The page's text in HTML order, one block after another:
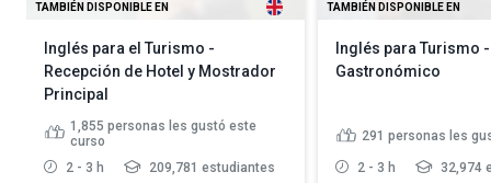
TAMBIÉN DISPONIBLE EN
Inglés para el Turismo -
Recepción de Hotel y Mostrador
Principal
1,855 personas les gustó este
curso
2 - 3 h
209,781 estudiantes
TAMBIÉN DISPONIBLE EN
Inglés para Turismo
Gastronómico
291 personas les
2 - 3 h 32,974